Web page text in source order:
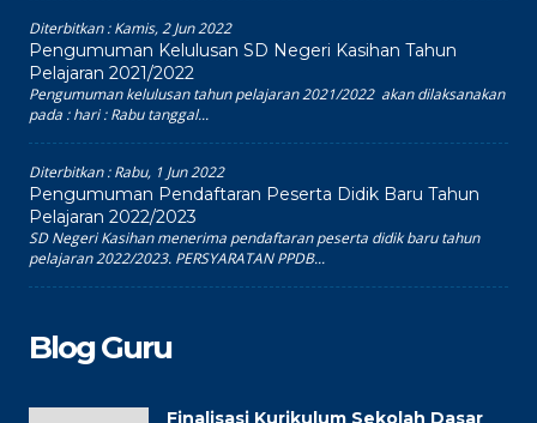
Diterbitkan :Kamis, 2 Jun 2022
Pengumuman Kelulusan SD Negeri Kasihan Tahun
Pelajaran 2021/2022
Pengumuman kelulusan tahun pelajaran 2021/2022 akan dilaksanakan
pada : hari : Rabu tanggal...
Diterbitkan :Rabu, 1 Jun 2022
Pengumuman Pendaftaran Peserta Didik Baru Tahun
Pelajaran 2022/2023
SD Negeri Kasihan menerima pendaftaran peserta didik baru tahun
pelajaran 2022/2023. PERSYARATAN PPDB...
Blog Guru
Finalisasi Kurikulum Sekolah Dasar